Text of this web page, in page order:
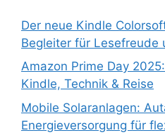
Der neue Kindle
Begleiter für Lesefreude
Amazon Prime Day
Kindle, Technik & Reise
Mobile Solaranlagen:
Energieversorgung für